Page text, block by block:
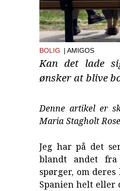
BOLIG | AMIGOS
Kan det lade
ønsker at blive
Denne artikel er
Maria Stagholt
Jeg har på det
blandt andet
spørger, om
Spanien helt eller